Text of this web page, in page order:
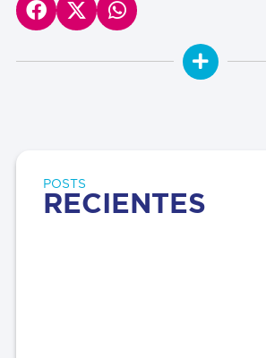
POSTS
RECIENTES